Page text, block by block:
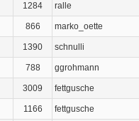
1284 ralle
866 marko_oette
1390 schnulli
788 ggrohmann
3009 fettgusche
1166 fettgusche